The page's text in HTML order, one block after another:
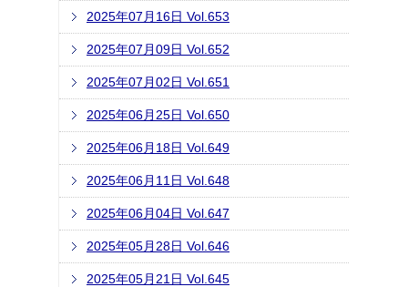
2025年07月16日 Vol.653
2025年07月09日 Vol.652
2025年07月02日 Vol.651
2025年06月25日 Vol.650
2025年06月18日 Vol.649
2025年06月11日 Vol.648
2025年06月04日 Vol.647
2025年05月28日 Vol.646
2025年05月21日 Vol.645